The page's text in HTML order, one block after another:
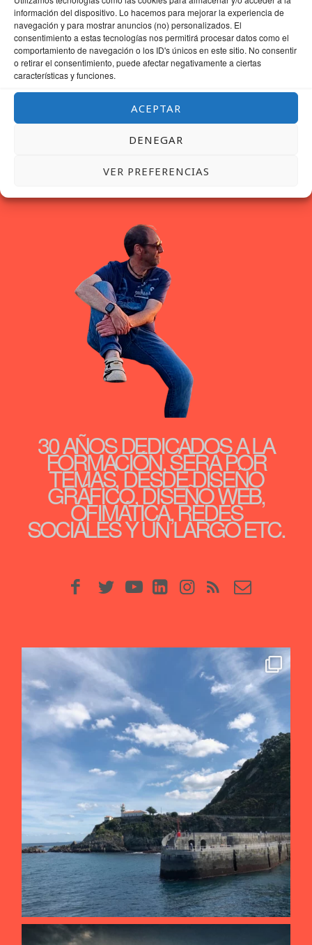
información del dispositivo. Lo hacemos para mejorar la experiencia de
navegación y para mostrar anuncios (no) personalizados. El
consentimiento a estas tecnologías nos permitirá procesar datos como el
comportamiento de navegación o los ID's únicos en este sitio. No consentir
o retirar el consentimiento, puede afectar negativamente a ciertas
características y funciones.
ACEPTAR
DENEGAR
VER PREFERENCIAS
GUARDA MI NOMBRE, CORREO ELECTRÓNICO Y WEB EN ESTE NAVEGADOR
PARA LA PRÓXIMA VEZ QUE COMENTE.
30 AÑOS DEDICADOS A LA
FORMACIÓN, SERÁ POR
TEMAS, DESDE DISEÑO
GRÁFICO, DISEÑO WEB,
OFIMÁTICA, REDES
SOCIALES Y UN LARGO ETC.